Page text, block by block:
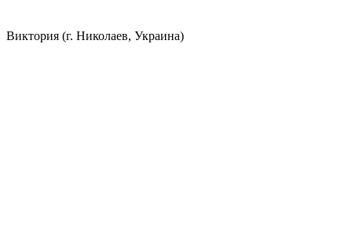
Виктория (г. Николаев, Украина)